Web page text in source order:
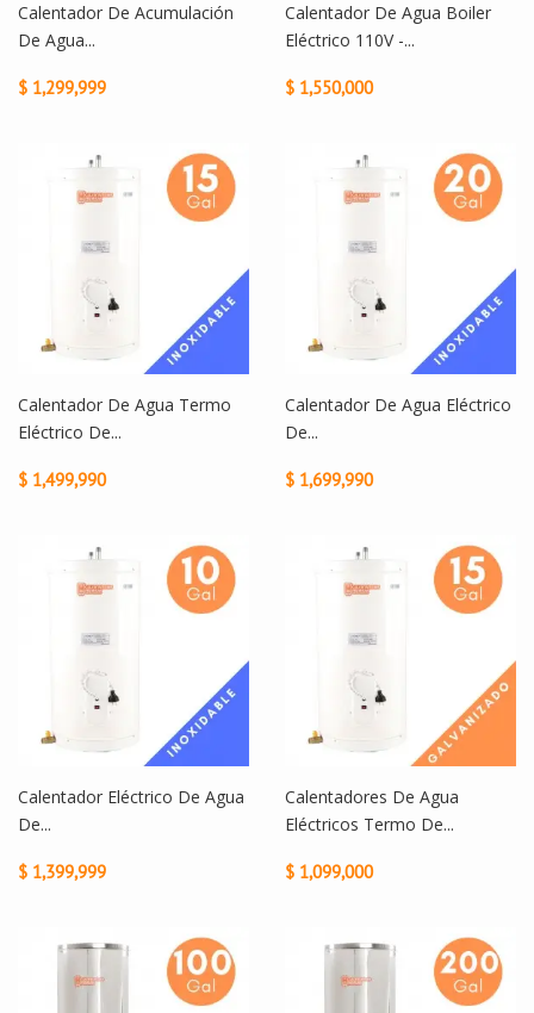
Calentador De Acumulación
De Agua...
$ 1,299,999
Calentador De Agua Boiler
Eléctrico 110V -...
$ 1,550,000
Calentador De Agua Termo
Eléctrico De...
$ 1,499,990
Calentador De Agua Eléctrico
De...
$ 1,699,990
Calentador Eléctrico De Agua
De...
$ 1,399,999
Calentadores De Agua
Eléctricos Termo De...
$ 1,099,000